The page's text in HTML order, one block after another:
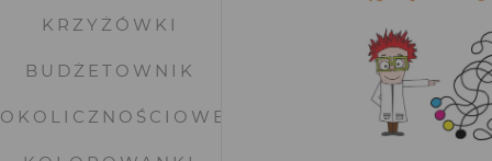
KRZYŻÓWKI
BUDŻETOWNIK
OKOLICZNOŚCIOWE